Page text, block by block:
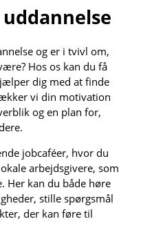
og er i tvivl om,
Hos os kan du få
dig med at finde
vi din motivation
og en plan for,
jobcaféer, hvor du
arbejdsgivere, som
Her kan du både høre
stille spørgsmål
der kan føre til